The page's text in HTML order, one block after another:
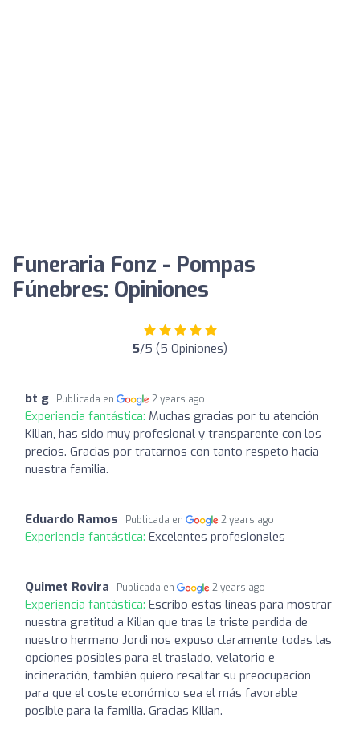
Funeraria Fonz - Pompas
Fúnebres: Opiniones
5/5 (5 Opiniones)
bt g Publicada en 2 years ago
Experiencia fantástica: Muchas gracias por tu atención
Kilian, has sido muy profesional y transparente con los
precios. Gracias por tratarnos con tanto respeto hacia
nuestra familia.
Eduardo Ramos Publicada en 2 years ago
Experiencia fantástica: Excelentes profesionales
Quimet Rovira Publicada en 2 years ago
Experiencia fantástica: Escribo estas líneas para mostrar
nuestra gratitud a Kilian que tras la triste perdida de
nuestro hermano Jordi nos expuso claramente todas las
opciones posibles para el traslado, velatorio e
incineración, también quiero resaltar su preocupación
para que el coste económico sea el más favorable
posible para la familia. Gracias Kilian.